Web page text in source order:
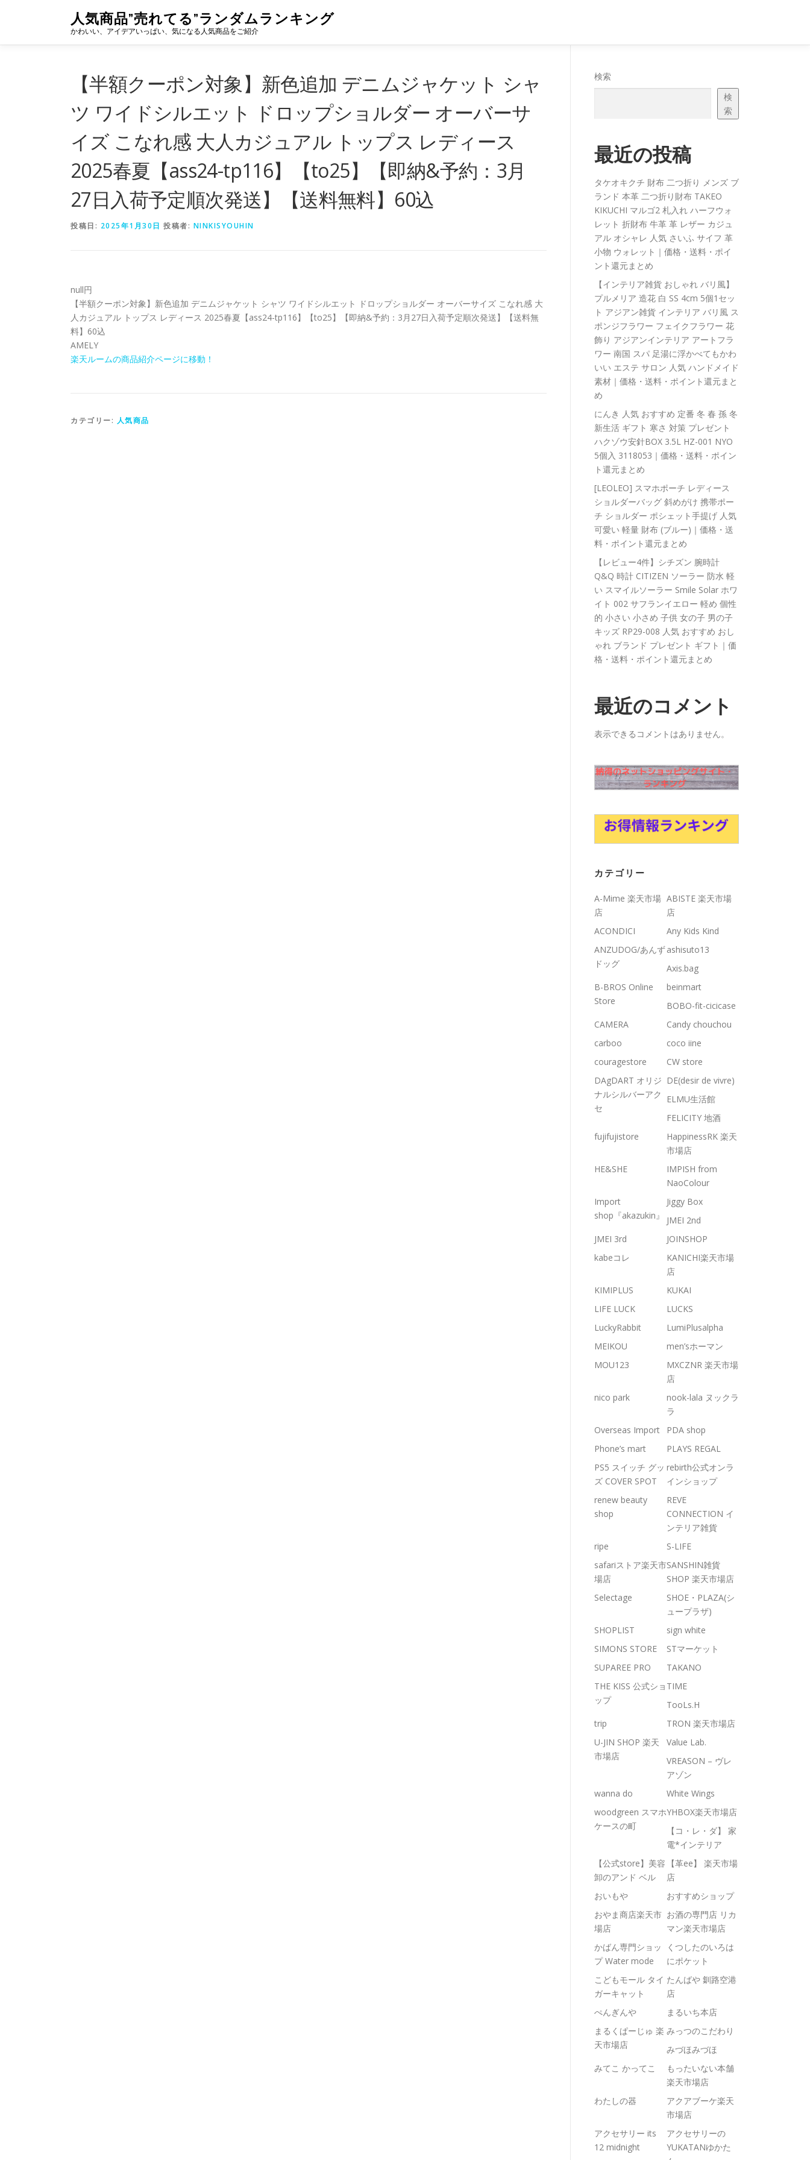
ン
人気商品”売れてる”ランダムランキング
かわいい、アイデアいっぱい、気になる人気商品をご紹介
【半額クーポン対象】新色追加 デニムジャケット シャ
ツ ワイドシルエット ドロップショルダー オーバーサ
イズ こなれ感 大人カジュアル トップス レディース
2025春夏【ass24-tp116】【to25】【即納&予約：3月
27日入荷予定順次発送】【送料無料】60込
投稿日: 2025年1月30日 投稿者: NINKISYOUHIN
null円
【半額クーポン対象】新色追加 デニムジャケット シャツ ワイドシルエット ドロップショルダー オーバーサイズ こなれ感 大
人カジュアル トップス レディース 2025春夏【ass24-tp116】【to25】【即納&予約：3月27日入荷予定順次発送】【送料無
料】60込
AMELY
楽天ルームの商品紹介ページに移動！
カテゴリー: 人気商品
検索
検
索
最近の投稿
タケオキクチ 財布 二つ折り メンズ ブ
ランド 本革 二つ折り財布 TAKEO
KIKUCHI マルゴ2 札入れ ハーフウォ
レット 折財布 牛革 革 レザー カジュ
アル オシャレ 人気 さいふ サイフ 革
小物 ウォレット｜価格・送料・ポイ
ント還元まとめ
【インテリア雑貨 おしゃれ バリ風】
プルメリア 造花 白 SS 4cm 5個1セッ
ト アジアン雑貨 インテリア バリ風 ス
ポンジフラワー フェイクフラワー 花
飾り アジアンインテリア アートフラ
ワー 南国 スパ 足湯に浮かべてもかわ
いい エステ サロン 人気 ハンドメイド
素材｜価格・送料・ポイント還元まと
め
にんき 人気 おすすめ 定番 冬 春 孫 冬
新生活 ギフト 寒さ 対策 プレゼント
ハクゾウ安針BOX 3.5L HZ-001 NYO
5個入 3118053｜価格・送料・ポイン
ト還元まとめ
[LEOLEO] スマホポーチ レディース
ショルダーバッグ 斜めがけ 携帯ポー
チ ショルダー ポシェット手提げ 人気
可愛い 軽量 財布 (ブルー)｜価格・送
料・ポイント還元まとめ
【レビュー4件】シチズン 腕時計
Q&Q 時計 CITIZEN ソーラー 防水 軽
い スマイルソーラー Smile Solar ホワ
イト 002 サフランイエロー 軽め 個性
的 小さい 小さめ 子供 女の子 男の子
キッズ RP29-008 人気 おすすめ おし
ゃれ ブランド プレゼント ギフト｜価
格・送料・ポイント還元まとめ
最近のコメント
表示できるコメントはありません。
カテゴリー
A-Mime 楽天市場
店
ABISTE 楽天市場
店
ACONDICI
Any Kids Kind
ANZUDOG/あんず
ドッグ
ashisuto13
Axis.bag
B-BROS Online
Store
beinmart
BOBO-fit-cicicase
CAMERA
Candy chouchou
carboo
coco iine
couragestore
CW store
DAgDART オリジ
ナルシルバーアク
セ
DE(desir de vivre)
ELMU生活館
FELICITY 地酒
fujifujistore
HappinessRK 楽天
市場店
HE&SHE
IMPISH from
NaoColour
Import
shop『akazukin』
Jiggy Box
JMEI 2nd
JMEI 3rd
JOINSHOP
kabeコレ
KANICHI楽天市場
店
KIMIPLUS
KUKAI
LIFE LUCK
LUCKS
LuckyRabbit
LumiPlusalpha
MEIKOU
men’sホーマン
MOU123
MXCZNR 楽天市場
店
nico park
nook-lala ヌックラ
ラ
Overseas Import
PDA shop
Phone’s mart
PLAYS REGAL
PS5 スイッチ グッ
ズ COVER SPOT
rebirth公式オンラ
インショップ
renew beauty
shop
REVE
CONNECTION イ
ンテリア雑貨
ripe
S-LIFE
safariストア楽天市
場店
SANSHIN雑貨
SHOP 楽天市場店
Selectage
SHOE・PLAZA(シ
ュープラザ)
SHOPLIST
sign white
SIMONS STORE
STマーケット
SUPAREE PRO
TAKANO
THE KISS 公式ショ
ップ
TIME
TooLs.H
trip
TRON 楽天市場店
U-JIN SHOP 楽天
市場店
Value Lab.
VREASON – ヴレ
アゾン
wanna do
White Wings
woodgreen スマホ
ケースの町
YHBOX楽天市場店
【コ・レ・ダ】 家
電*インテリア
【公式store】美容
卸のアンド ベル
【革ee】 楽天市場
店
おいもや
おすすめショップ
おやま商店楽天市
場店
お酒の専門店 リカ
マン楽天市場店
かばん専門ショッ
プ Water mode
くつしたのいろは
にポケット
こどもモール タイ
ガーキャット
たんばや 釧路空港
店
ぺんぎんや
まるいち本店
まるくぱーじゅ 楽
天市場店
みっつのこだわり
みづほみづほ
みてこ かってこ
もったいない本舗
楽天市場店
わたしの器
アクアブーケ楽天
市場店
アクセサリー its
12 midnight
アクセサリーの
YUKATANゆかた